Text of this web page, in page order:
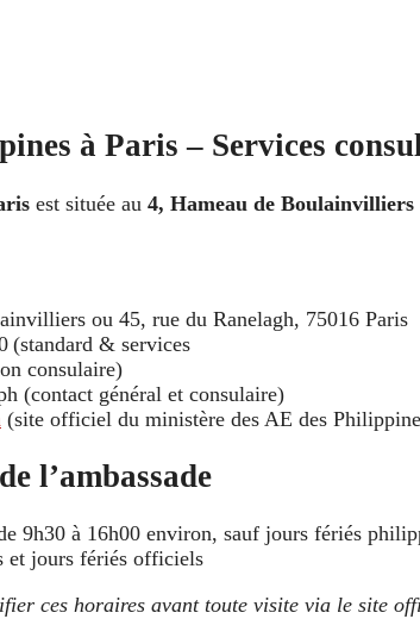
à Paris – Services
est située au 4, Hameau de
ou 45, rue du Ranelagh, 75016 Paris
(standard & services
consulaire)
(contact général et consulaire)
(site officiel du ministère des AE des
l’ambassade
9h30 à 16h00 environ, sauf jours fériés
et jours fériés officiels
ces horaires avant toute visite via le site